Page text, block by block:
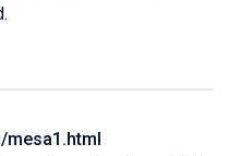
mesa1.html